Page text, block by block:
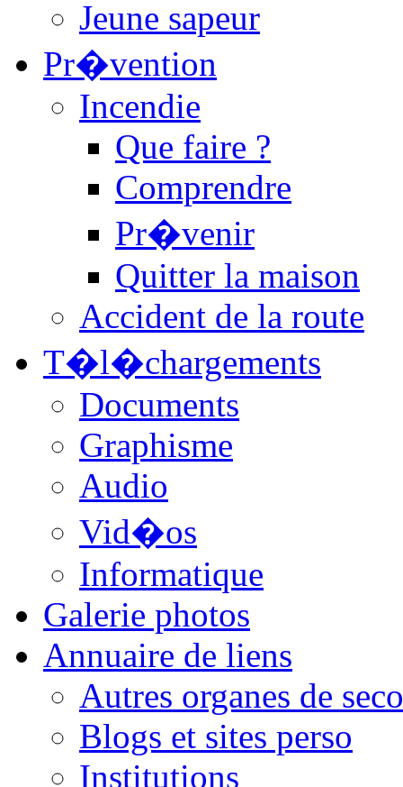
Jeune sapeur
Pr�vention
Incendie
Que faire ?
Comprendre
Pr�venir
Quitter la maison
Accident de la route
T�l�chargements
Documents
Graphisme
Audio
Vid�os
Informatique
Galerie photos
Annuaire de liens
Autres organes de
Blogs et sites perso
Institutions